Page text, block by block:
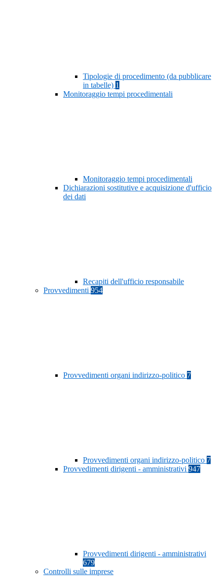
Tipologie di procedimento (da pubblicare
in tabelle) 1
Monitoraggio tempi procedimentali
Monitoraggio tempi procedimentali
Dichiarazioni sostitutive e acquisizione d'ufficio
dei dati
Recapiti dell'ufficio responsabile
Provvedimenti 954
Provvedimenti organi indirizzo-politico 7
Provvedimenti organi indirizzo-politico 7
Provvedimenti dirigenti - amministrativi 947
Provvedimenti dirigenti - amministrativi
679
Controlli sulle imprese